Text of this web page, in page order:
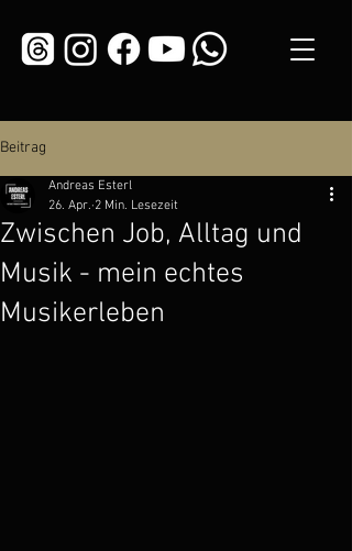
Beitrag
Zwischen Job, Alltag und
Musik - mein echtes
Musikerleben
Andreas Esterl
26. Apr. 2 Min. Lesezeit